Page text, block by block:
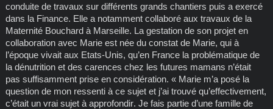
conduite de travaux sur différents grands chantiers puis a exercé
dans la Finance. Elle a notamment collaboré aux travaux de la
Maternité Bouchard à Marseille. La gestation de son projet en
collaboration avec Marie est née du constat de Marie, qui à
l’époque vivait aux Etats-Unis, qu’en France la problématique de
la dénutrition et des carences chez les futures mamans n’était
pas suffisamment prise en considération. « Marie m’a posé la
question de mon ressenti à ce sujet et j’ai trouvé qu’effectivement,
c’était un vrai sujet à approfondir. Je fais partie d’une famille de